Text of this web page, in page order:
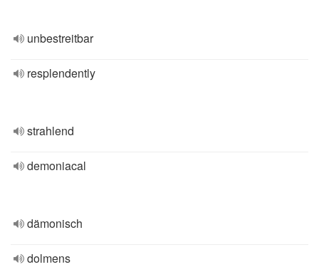
unbestreitbar
resplendently
strahlend
demoniacal
dämonisch
dolmens